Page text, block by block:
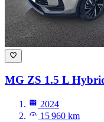
MG ZS 1.5 L
2024
15 960 km